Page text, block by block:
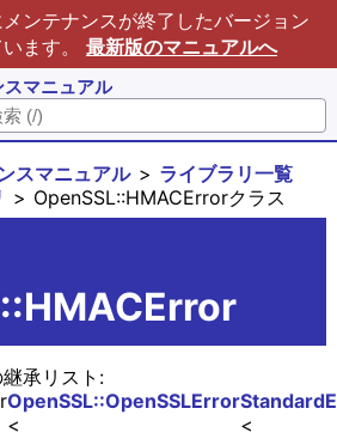
ンテナンスが終了したバージョン
ます。 最新版のマニュアルへ
マニュアル
スマニュアル
ライブラリ一覧
OpenSSL::HMACErrorクラス
承リスト:
OpenSSL::OpenSSLError